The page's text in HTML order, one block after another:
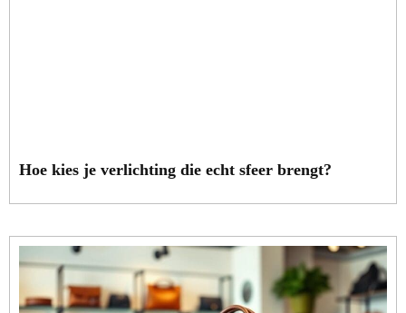
Hoe kies je verlichting die echt sfeer brengt?